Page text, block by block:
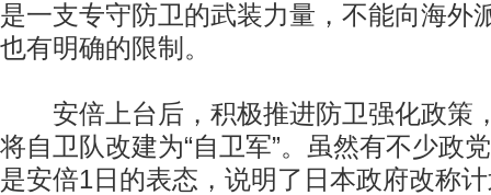
是一支专守防卫的武装力量，不能向海外
也有明确的限制。
安倍上台后，积极推进防卫强化政策
将自卫队改建为“自卫军”。虽然有不少政
是安倍1日的表态，说明了日本政府改称